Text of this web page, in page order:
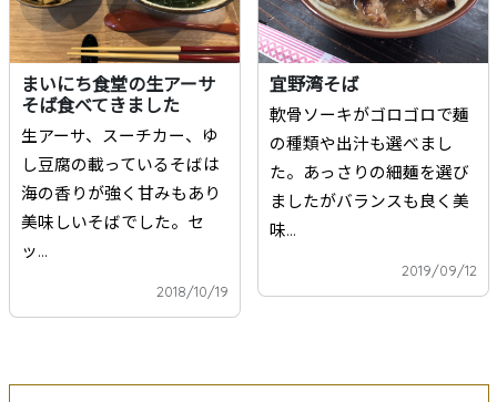
まいにち食堂の生アーサ
そば食べてきました
生アーサ、スーチカー、ゆ
し豆腐の載っているそばは
海の香りが強く甘みもあり
美味しいそばでした。セ
ッ...
2018/10/19
宜野湾そば
軟骨ソーキがゴロゴロで麺
の種類や出汁も選べまし
た。あっさりの細麺を選び
ましたがバランスも良く美
味...
2019/09/12